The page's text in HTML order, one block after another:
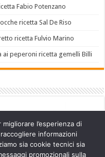
Fabio Potenzano
ricetta Sal De Riso
ricetta Fulvio Marino
ai peperoni ricetta gemelli Billi
l’esperienza di
informazioni
sia cookie tecnici sia
promozionali sulla